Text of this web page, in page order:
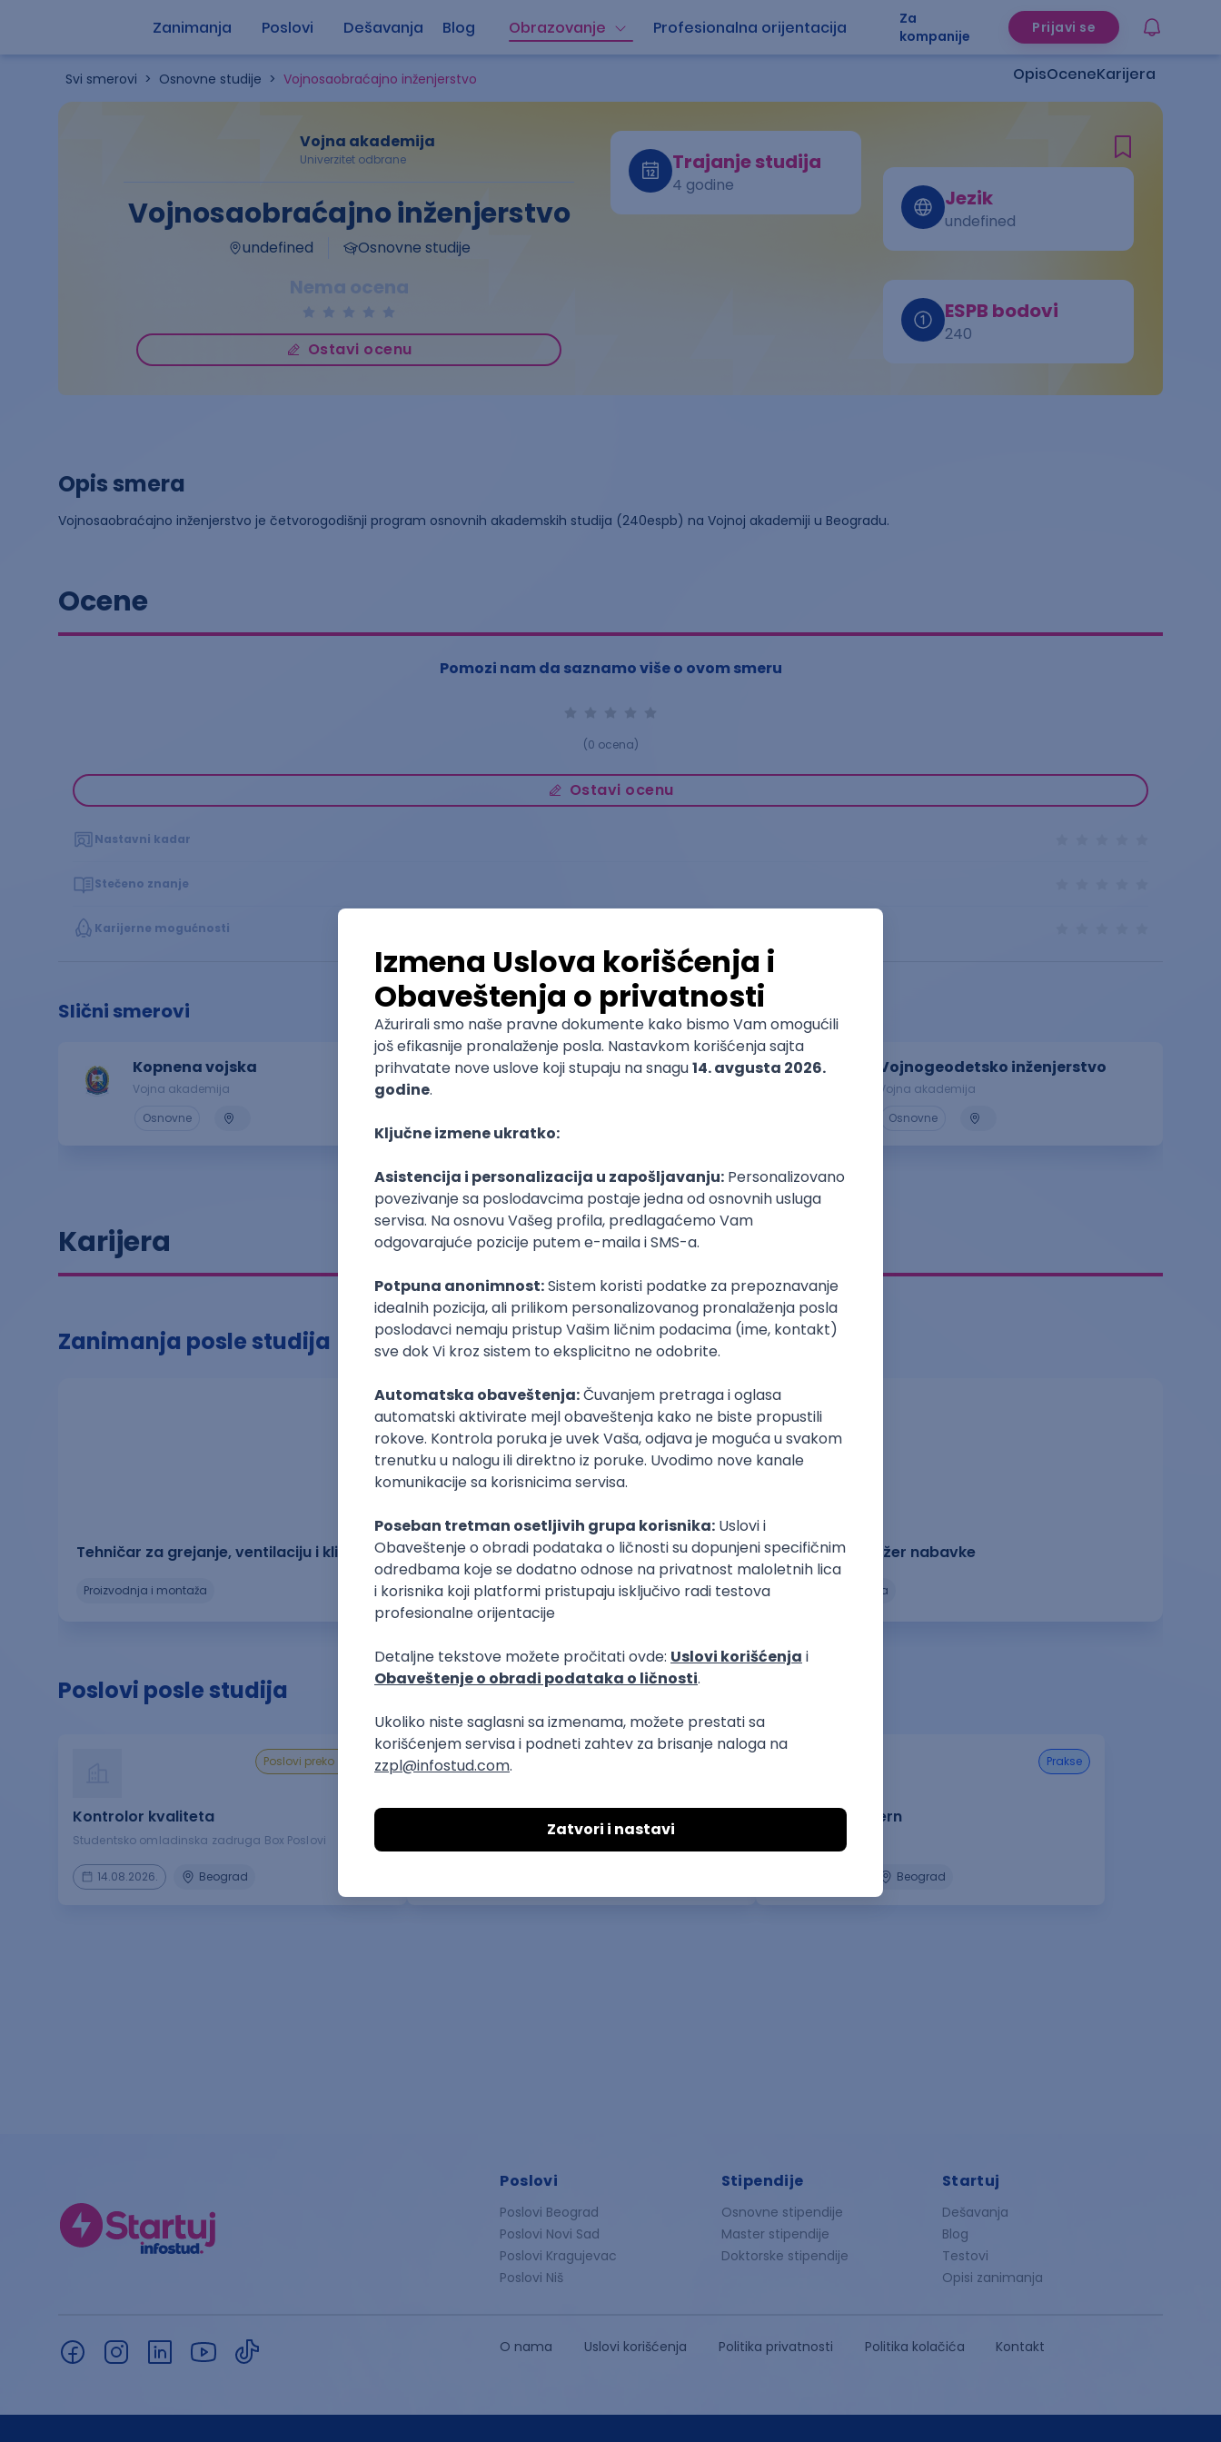
Zanimanja Poslovi Dešavanja Blog Obrazovanje Profesionalna orijentacija
Za
kompanije
Prijavi se
Svi smerovi > Osnovne studije > Vojnosaobraćajno inženjerstvo OpisOceneKarijera
Vojnosaobraćajno inženjerstvo
undefined Osnovne studije
Nema ocena
Ostavi ocenu
Vojna akademija
Univerzitet odbrane Trajanje studija
4 godine
Jezik
undefined
ESPB bodovi
240
Opis smera
Vojnosaobraćajno inženjerstvo je četvorogodišnji program osnovnih akademskih studija (240espb) na Vojnoj akademiji u Beogradu.
Ocene
Pomozi nam da saznamo više o ovom smeru
(0 ocena)
Ostavi ocenu
Nastavni kadar
Stečeno znanje
Karijerne mogućnosti
Slični smerovi
Kopnena vojska
Vojna akademija
Osnovne
Grafičko inženjerstvo Vojnogeodetsko inženjerstvo
Vojna akademija
Osnovne
Karijera
Zanimanja posle studija
Tehničar za grejanje, ventilaciju i klimatizaciju
proizvodnja i montaža
Komunalni policajac
obezbeđenje
Menadžer nabavke
logistika
Poslovi posle studija
poslovi preko zadruge
Kontrolor kvaliteta
Studentsko omladinska zadruga Box Poslovi
14.08.2026. Beograd
prakse
Operations Intern
Beograd
Poslovi
Poslovi Beograd
Poslovi Novi Sad
Poslovi Kragujevac
Poslovi Niš
Stipendije
Osnovne stipendije
Master stipendije
Doktorske stipendije
Startuj
Dešavanja
Blog
Testovi
Opisi zanimanja
O nama Uslovi korišćenja Politika privatnosti Politika kolačića Kontakt